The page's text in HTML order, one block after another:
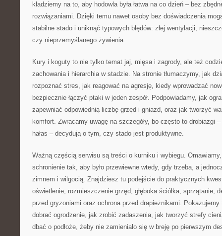
kładziemy na to, aby hodowla była łatwa na co dzień – bez
rozwiązaniami. Dzięki temu nawet osoby bez doświadczenia
stabilne stado i uniknąć typowych błędów: złej wentylacji,
czy nieprzemyślanego żywienia.
Kury i koguty to nie tylko temat jaj, mięsa i zagrody, ale też
zachowania i hierarchia w stadzie. Na stronie tłumaczymy, jak
rozpoznać stres, jak reagować na agresję, kiedy wprowadzać
bezpiecznie łączyć ptaki w jeden zespół. Podpowiadamy, jak
zapewniać odpowiednią liczbę grzęd i gniazd, oraz jak tworzyć
komfort. Zwracamy uwagę na szczegóły, bo często to drobiazgi
hałas – decydują o tym, czy stado jest produktywne.
Ważną częścią serwisu są treści o kurniku i wybiegu.
schronienie tak, aby było przewiewne wtedy, gdy trzeba, a
zimnem i wilgocią. Znajdziesz tu podejście do praktycznych
oświetlenie, rozmieszczenie grzęd, głęboka ściółka, sprzątanie,
przed gryzoniami oraz ochrona przed drapieżnikami.
dobrać ogrodzenie, jak zrobić zadaszenia, jak tworzyć strefy
dbać o podłoże, żeby nie zamieniało się w breję po pierwszym